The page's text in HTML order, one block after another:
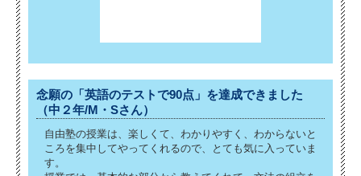
念願の「英語のテストで90点」を達成できました
（中２年/M・Sさん）
自由塾の授業は、楽しくて、わかりやすく、わからないと
ころを集中してやってくれるので、とても気に入っていま
す。